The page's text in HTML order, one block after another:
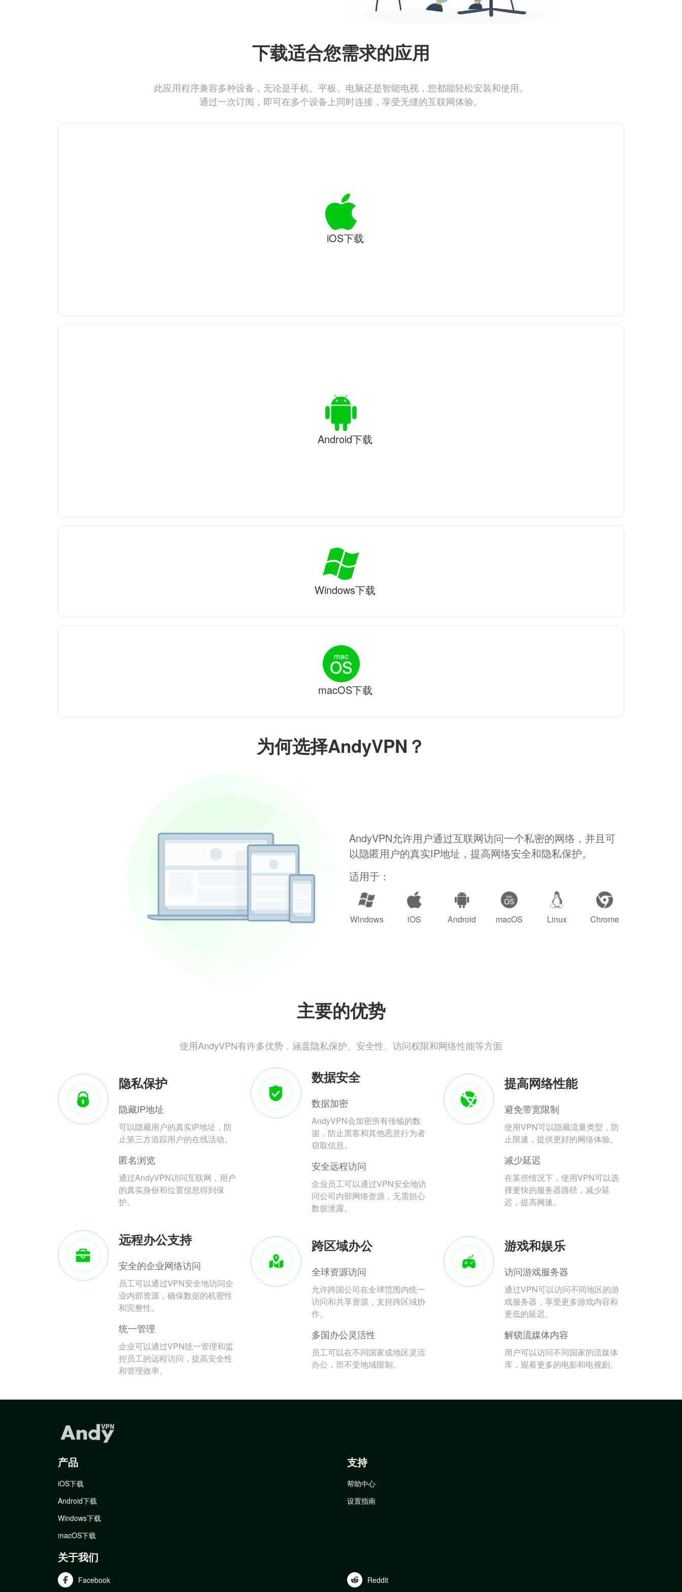
为何选择AndyVPN？
AndyVPN允许用户通过互联网访问一个私密的网络，并且可
以隐匿用户的真实IP地址，提高网络安全和隐私保护。
适用于：
Windows iOS Android macOS Linux Chrome
主要的优势
使用AndyVPN有许多优势，涵盖隐私保护、安全性、访问权限和网络性能等方面
隐私保护
隐藏IP地址
可以隐藏用户的真实IP地址，防
止第三方追踪用户的在线活动。
匿名浏览
通过AndyVPN访问互联网，用户
的真实身份和位置信息得到保
护。
数据安全
数据加密
AndyVPN会加密所有传输的数
据，防止黑客和其他恶意行为者
窃取信息。
安全远程访问
企业员工可以通过VPN安全地访
问公司内部网络资源，无需担心
数据泄露。
提高网络性能
避免带宽限制
使用VPN可以隐藏流量类型，防
止限速，提供更好的网络体验。
减少延迟
在某些情况下，使用VPN可以选
择更快的服务器路径，减少延
迟，提高网速。
远程办公支持
安全的企业网络访问
员工可以通过VPN安全地访问企
业内部资源，确保数据的机密性
和完整性。
统一管理
企业可以通过VPN统一管理和监
控员工的远程访问，提高安全性
和管理效率。
跨区域办公
全球资源访问
允许跨国公司在全球范围内统一
访问和共享资源，支持跨区域协
作。
多国办公灵活性
员工可以在不同国家或地区灵活
办公，而不受地域限制。
游戏和娱乐
访问游戏服务器
通过VPN可以访问不同地区的游
戏服务器，享受更多游戏内容和
更低的延迟。
解锁流媒体内容
用户可以访问不同国家的流媒体
库，观看更多的电影和电视剧。
下载适合您需求的应用
此应用程序兼容多种设备，无论是手机、平板、电脑还是智能电视，您都能轻松安装和使用。
通过一次订阅，即可在多个设备上同时连接，享受无缝的互联网体验。
iOS下载
Android下载
Windows下载
macOS下载
产品
iOS下载
Android下载
Windows下载
macOS下载
支持
帮助中心
设置指南
关于我们
Facebook Reddit